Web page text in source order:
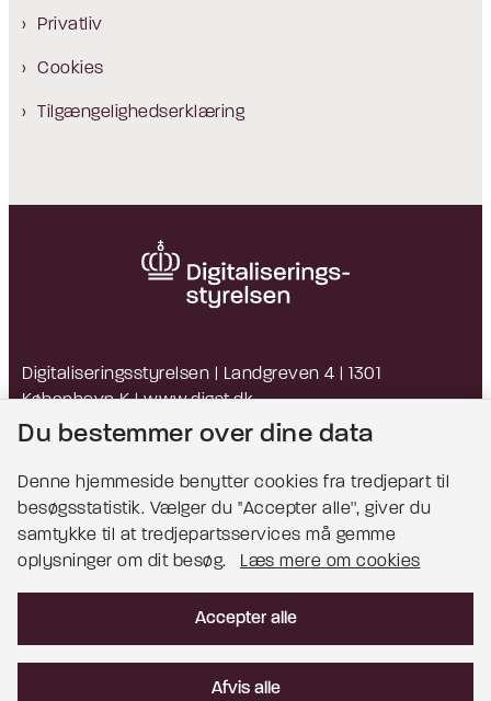
Privatliv
Cookies
Tilgængelighedserklæring
Digitaliseringsstyrelsen | Landgreven 4 | 1301
København K |www.digst.dk
EAN: 5798009814203 | CVR: 34051178
Bemærk!
Læs mere om cookies
Du bestemmer over dine data
Denne hjemmeside benytter cookies fra tredjepart til
besøgsstatistik. Vælger du ''Accepter alle'', giver du
samtykke til at tredjepartsservices må gemme
oplysninger om dit besøg.
Læs mere om cookies
Accepter alle
Afvis alle